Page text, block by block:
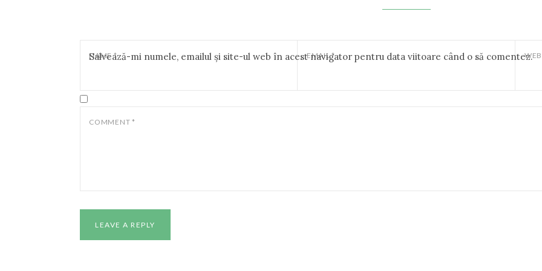
NAME* EMAIL*
Salvează-mi numele, emailul și site-ul web în acest navigator pentru data viitoare când o să comentez.
COMMENT *